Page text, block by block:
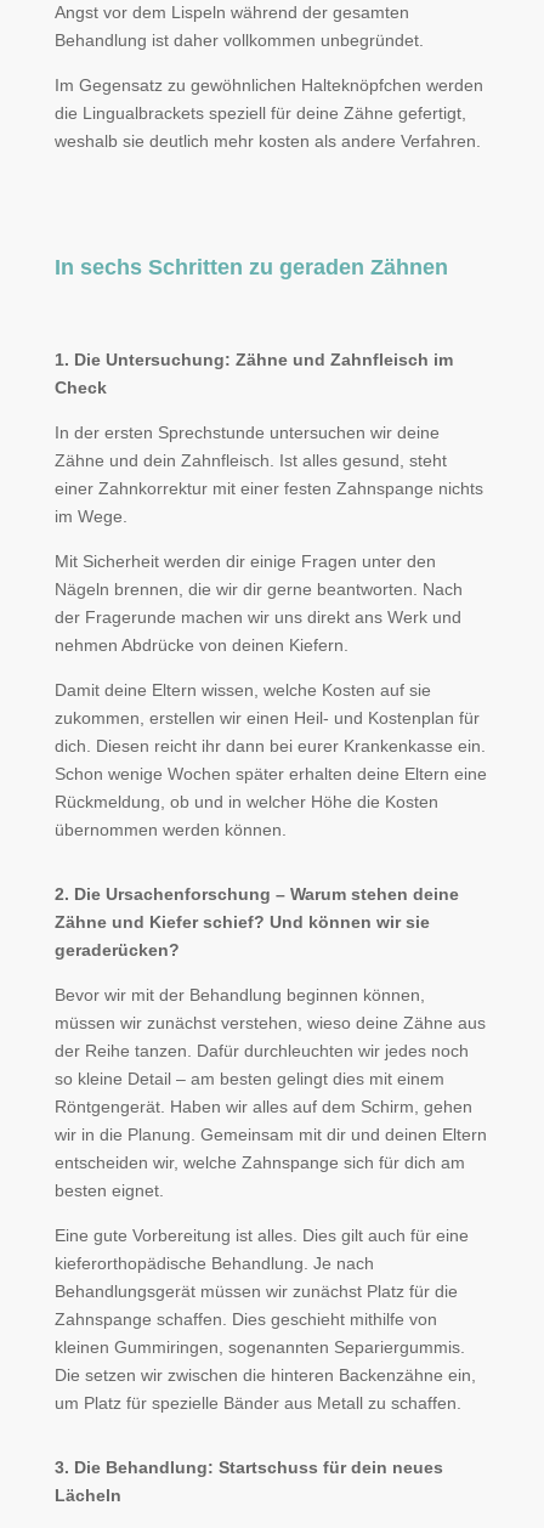
Angst vor dem Lispeln während der gesamten
Behandlung ist daher vollkommen unbegründet.
Im Gegensatz zu gewöhnlichen Halteknöpfchen werden
die Lingualbrackets speziell für deine Zähne gefertigt,
weshalb sie deutlich mehr kosten als andere Verfahren.
In sechs Schritten zu geraden Zähnen
1. Die Untersuchung: Zähne und Zahnfleisch im
Check
In der ersten Sprechstunde untersuchen wir deine
Zähne und dein Zahnfleisch. Ist alles gesund, steht
einer Zahnkorrektur mit einer festen Zahnspange nichts
im Wege.
Mit Sicherheit werden dir einige Fragen unter den
Nägeln brennen, die wir dir gerne beantworten. Nach
der Fragerunde machen wir uns direkt ans Werk und
nehmen Abdrücke von deinen Kiefern.
Damit deine Eltern wissen, welche Kosten auf sie
zukommen, erstellen wir einen Heil- und Kostenplan für
dich. Diesen reicht ihr dann bei eurer Krankenkasse ein.
Schon wenige Wochen später erhalten deine Eltern eine
Rückmeldung, ob und in welcher Höhe die Kosten
übernommen werden können.
2. Die Ursachenforschung – Warum stehen deine
Zähne und Kiefer schief? Und können wir sie
geraderücken?
Bevor wir mit der Behandlung beginnen können,
müssen wir zunächst verstehen, wieso deine Zähne aus
der Reihe tanzen. Dafür durchleuchten wir jedes noch
so kleine Detail – am besten gelingt dies mit einem
Röntgengerät. Haben wir alles auf dem Schirm, gehen
wir in die Planung. Gemeinsam mit dir und deinen Eltern
entscheiden wir, welche Zahnspange sich für dich am
besten eignet.
Eine gute Vorbereitung ist alles. Dies gilt auch für eine
kieferorthopädische Behandlung. Je nach
Behandlungsgerät müssen wir zunächst Platz für die
Zahnspange schaffen. Dies geschieht mithilfe von
kleinen Gummiringen, sogenannten Separiergummis.
Die setzen wir zwischen die hinteren Backenzähne ein,
um Platz für spezielle Bänder aus Metall zu schaffen.
3. Die Behandlung: Startschuss für dein neues
Lächeln